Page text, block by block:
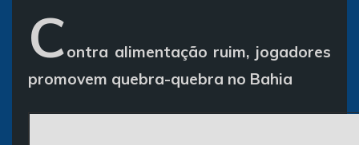
Contra alimentação ruim, jogadores
promovem quebra-quebra no Bahia